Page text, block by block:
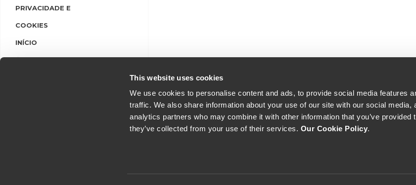
This website uses cookies
We use cookies to personalise content and ads, to provide social media features
traffic. We also share information about your use of our site with our social media,
analytics partners who may combine it with other information that you’ve provided
they’ve collected from your use of their services. Our Cookie Policy.
PRIVACIDADE E
COOKIES
INÍCIO
LINGUAS